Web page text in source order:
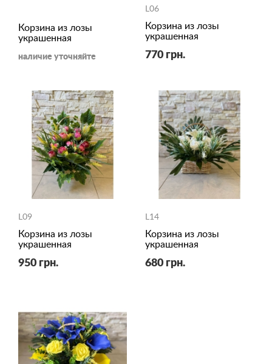
Корзина из лозы
украшенная
наличие уточняйте
L06
Корзина из лозы
украшенная
770 грн.
L09
Корзина из лозы
украшенная
950 грн.
L14
Корзина из лозы
украшенная
680 грн.